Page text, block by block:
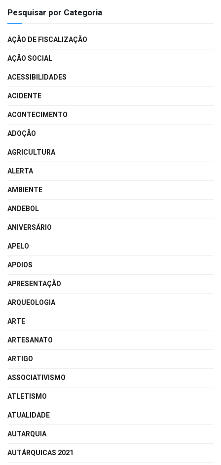
Pesquisar por Categoria
AÇÃO DE FISCALIZAÇÃO
AÇÃO SOCIAL
ACESSIBILIDADES
ACIDENTE
ACONTECIMENTO
ADOÇÃO
AGRICULTURA
ALERTA
AMBIENTE
ANDEBOL
ANIVERSÁRIO
APELO
APOIOS
APRESENTAÇÃO
ARQUEOLOGIA
ARTE
ARTESANATO
ARTIGO
ASSOCIATIVISMO
ATLETISMO
ATUALIDADE
AUTARQUIA
AUTÁRQUICAS 2021